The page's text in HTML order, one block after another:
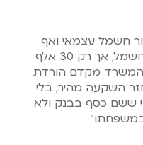
חשמל עצמאי ואף
לקבל על כך תשלום מחברת החשמל, אך רק 30 ‏אלף
המשרד מקדם הורדת
‏השקעה מהיר, בלי
ששם כסף בבנק ולא
במשפחתו"‏